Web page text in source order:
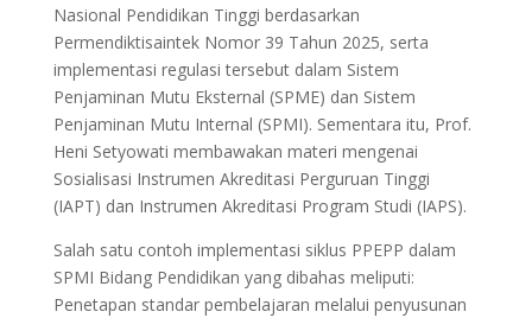
Nasional Pendidikan Tinggi berdasarkan
Permendiktisaintek Nomor 39 Tahun 2025, serta
implementasi regulasi tersebut dalam Sistem
Penjaminan Mutu Eksternal (SPME) dan Sistem
Penjaminan Mutu Internal (SPMI). Sementara itu, Prof.
Heni Setyowati membawakan materi mengenai
Sosialisasi Instrumen Akreditasi Perguruan Tinggi
(IAPT) dan Instrumen Akreditasi Program Studi (IAPS).
Salah satu contoh implementasi siklus PPEPP dalam
SPMI Bidang Pendidikan yang dibahas meliputi:
Penetapan standar pembelajaran melalui penyusunan